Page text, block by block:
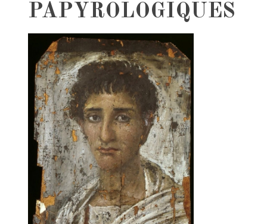
PAPYROLOGIQUES